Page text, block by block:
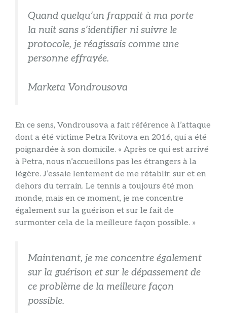
Quand quelqu’un frappait à ma porte
la nuit sans s’identifier ni suivre le
protocole, je réagissais comme une
personne effrayée.
Marketa Vondrousova
En ce sens, Vondrousova a fait référence à l’attaque
dont a été victime Petra Kvitova en 2016, qui a été
poignardée à son domicile. « Après ce qui est arrivé
à Petra, nous n’accueillons pas les étrangers à la
légère. J’essaie lentement de me rétablir, sur et en
dehors du terrain. Le tennis a toujours été mon
monde, mais en ce moment, je me concentre
également sur la guérison et sur le fait de
surmonter cela de la meilleure façon possible. »
Maintenant, je me concentre également
sur la guérison et sur le dépassement de
ce problème de la meilleure façon
possible.